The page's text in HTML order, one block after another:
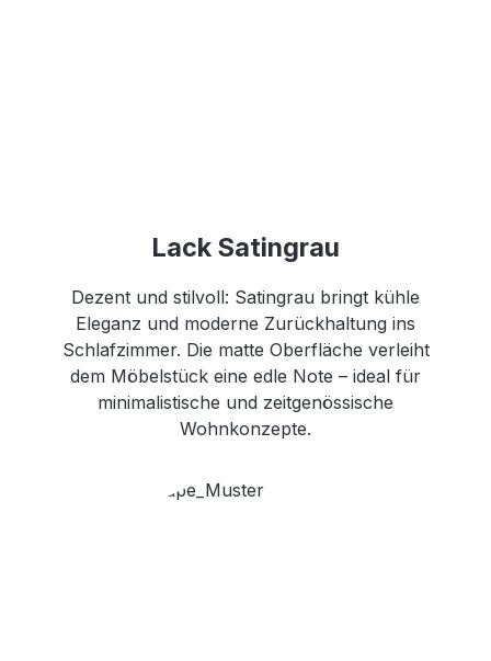
Lack Satingrau
Dezent und stilvoll: Satingrau bringt kühle
Eleganz und moderne Zurückhaltung ins
Schlafzimmer. Die matte Oberfläche verleiht
dem Möbelstück eine edle Note – ideal für
minimalistische und zeitgenössische
Wohnkonzepte.